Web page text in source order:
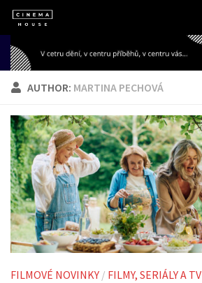
Skip to content
AUTHOR: MARTINA PECHOVÁ
FILMOVÉ NOVINKY / FILMY, SERIÁLY A TV